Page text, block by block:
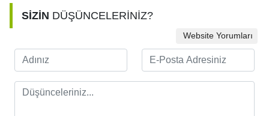
SİZİN DÜŞÜNCELERİNİZ?
Website Yorumları